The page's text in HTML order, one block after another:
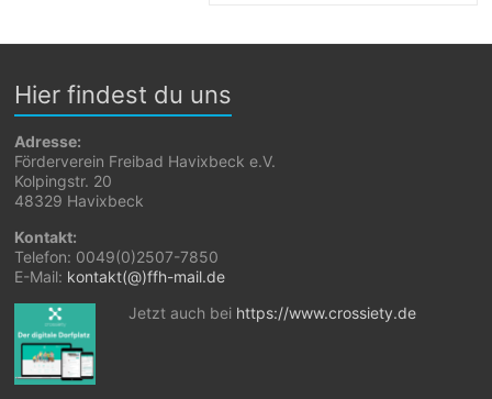
Hier findest du uns
Adresse:
Förderverein Freibad Havixbeck e.V.
Kolpingstr. 20
48329 Havixbeck
Kontakt:
Telefon: 0049(0)2507-7850
E-Mail: kontakt(@)ffh-mail.de
Jetzt auch bei https://www.crossiety.de